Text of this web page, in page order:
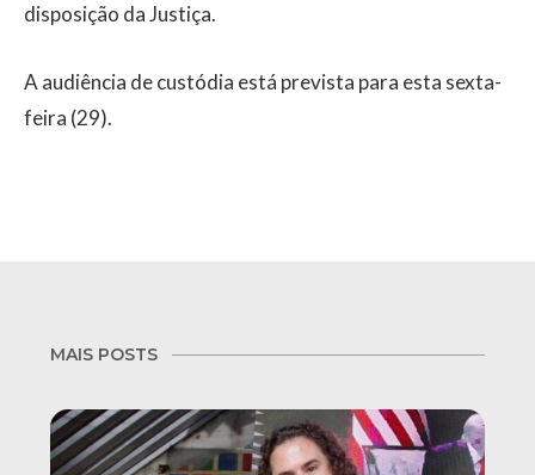
disposição da Justiça.
A audiência de custódia está prevista para esta sexta-
feira (29).
MAIS POSTS